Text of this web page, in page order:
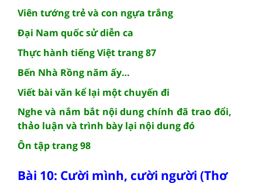
Viên tướng trẻ và con ngựa trắng
Đại Nam quốc sử diễn ca
Thực hành tiếng Việt trang 87
Bến Nhà Rồng năm ấy…
Viết bài văn kể lại một chuyến đi
Nghe và nắm bắt nội dung chính đã trao đổi,
thảo luận và trình bày lại nội dung đó
Ôn tập trang 98
Bài 10: Cười mình, cười người (Thơ